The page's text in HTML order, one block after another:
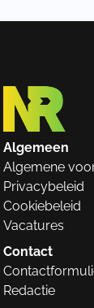
Algemeen
Algemene
Privacybeleid
Cookiebeleid
Vacatures
Contact
Redactie